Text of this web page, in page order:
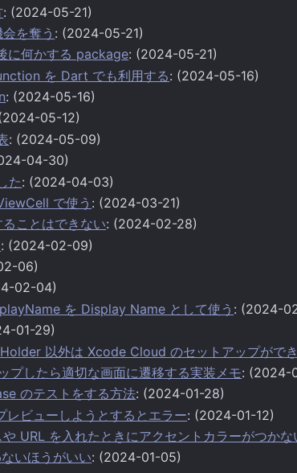
: (2024-05-21)
を奪う : (2024-05-21)
に何かする package: (2024-05-21)
を Dart でも利用する: (2024-05-16)
: (2024-05-16)
05-12)
: (2024-05-09)
04-30)
た: (2024-04-03)
で使う : (2024-03-21)
ことはできない: (2024-02-28)
: (2024-02-09)
06)
02-04)
を Display Name として使う : (2024-
01-29)
以外は Xcode Cloud のセットアップがで
プしたら適切な画面に遷移する実装メモ: (2024-
のテストをする方法: (2024-01-28)
ビューしようとするとエラー: (2024-01-12)
URL を入れたときにアクセントカラーがつかな
いほうがいい: (2024-01-05)